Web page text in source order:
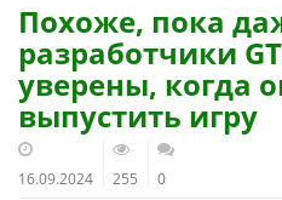
Похоже, пока
разработчики
уверены, когда
выпустить игру
16.09.2024 255 0